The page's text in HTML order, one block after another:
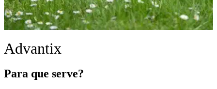
Advantix
Para que serve?